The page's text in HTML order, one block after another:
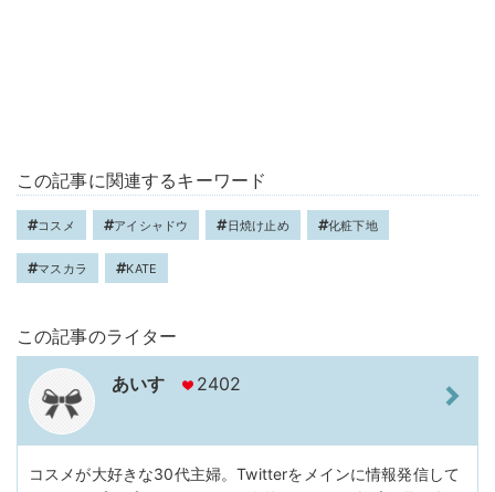
この記事に関連するキーワード
コスメ アイシャドウ 日焼け止め 化粧下地
マスカラ KATE
この記事のライター
あいす 2402
コスメが大好きな30代主婦。Twitterをメインに情報発信して